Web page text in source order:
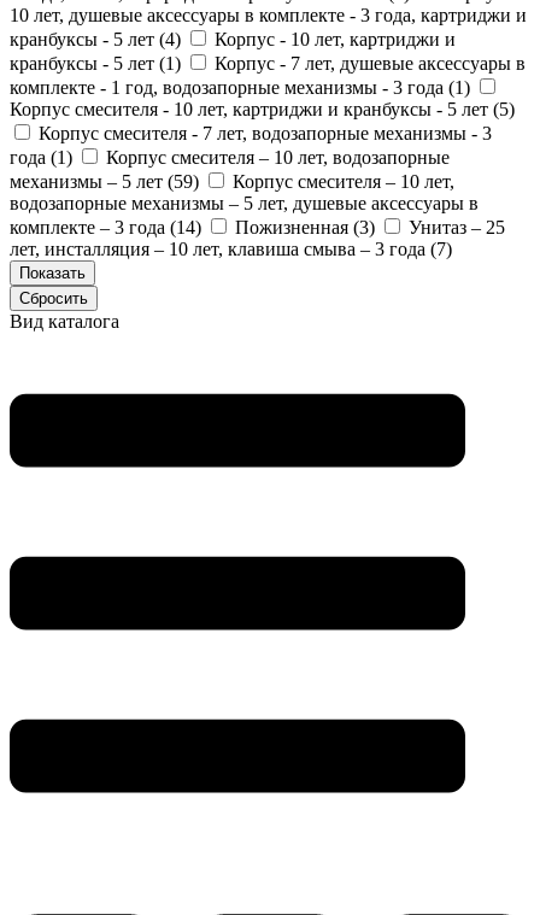
10 лет, душевые аксессуары в комплекте - 3 года, картриджи и
кранбуксы - 5 лет (4)
Корпус - 10 лет, картриджи и
кранбуксы - 5 лет (1)
Корпус - 7 лет, душевые аксессуары в
комплекте - 1 год, водозапорные механизмы - 3 года (1)
Корпус смесителя - 10 лет, картриджи и кранбуксы - 5 лет (5)
Корпус смесителя - 7 лет, водозапорные механизмы - 3
года (1)
Корпус смесителя – 10 лет, водозапорные
механизмы – 5 лет (59)
Корпус смесителя – 10 лет,
водозапорные механизмы – 5 лет, душевые аксессуары в
комплекте – 3 года (14) Пожизненная (3)
Унитаз – 25
лет, инсталляция – 10 лет, клавиша смыва – 3 года (7)
Вид каталога